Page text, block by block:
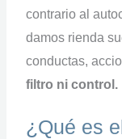
contrario al
damos rienda
conductas,
filtro ni control.
¿Qué es